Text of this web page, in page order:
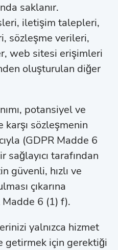
saklanır.
iletişim talepleri,
sözleşme verileri,
web sitesi erişimleri
oluşturulan diğer
potansiyel ve
sözleşmenin
(GDPR Madde 6
tarafından
güvenli, hızlı ve
çıkarına
Madde 6 (1) f).
yalnızca hizmet
getirmek için gerektiği